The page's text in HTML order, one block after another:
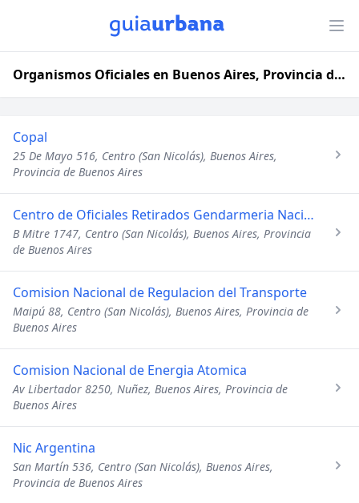
Organismos Oficiales en Buenos Aires, Provincia de Buenos Aires
Copal
25 De Mayo 516, Centro (San Nicolás), Buenos Aires,
Provincia de Buenos Aires
Centro de Oficiales Retirados Gendarmeria Nacional
B Mitre 1747, Centro (San Nicolás), Buenos Aires, Provincia
de Buenos Aires
Comision Nacional de Regulacion del Transporte
Maipú 88, Centro (San Nicolás), Buenos Aires, Provincia de
Buenos Aires
Comision Nacional de Energia Atomica
Av Libertador 8250, Nuñez, Buenos Aires, Provincia de
Buenos Aires
Nic Argentina
San Martín 536, Centro (San Nicolás), Buenos Aires,
Provincia de Buenos Aires